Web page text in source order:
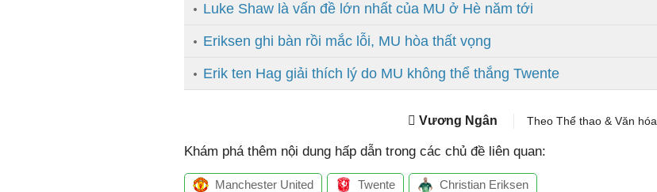
Luke Shaw là vấn đề lớn nhất của MU ở Hè năm tới
Eriksen ghi bàn rồi mắc lỗi, MU hòa thất vọng
Erik ten Hag giải thích lý do MU không thể thắng Twente
Vương Ngân Theo Thể thao & Văn hóa
Khám phá thêm nội dung hấp dẫn trong các chủ đề liên quan:
Manchester United Twente Christian Eriksen